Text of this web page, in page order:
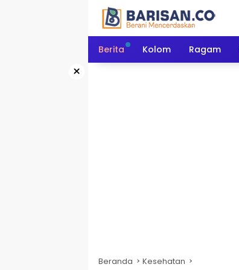
Berita Kolom Ragam
×
Beranda Kesehatan